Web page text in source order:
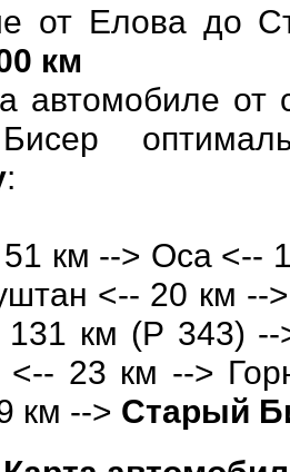
от Елова до
км
автомобиле от
:
км --> Оса <--
<-- 20 км
131 км (Р 343)
23 км -->
км --> Старый